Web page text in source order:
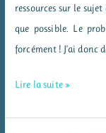
ressources sur le
que possible. Le
forcément ! J’ai
Des
Lire la suite »